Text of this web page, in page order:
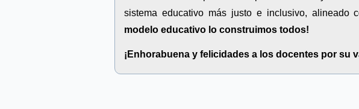
sistema educativo más justo e inclusivo, alineado
modelo educativo lo construimos todos!
¡Enhorabuena y felicidades a los docentes por su